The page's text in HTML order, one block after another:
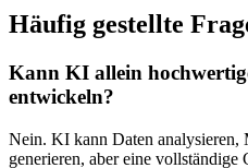
Häufig gestellte
Kann KI allein
entwickeln?
Nein. KI kann Daten analysieren,
generieren, aber eine vollständige